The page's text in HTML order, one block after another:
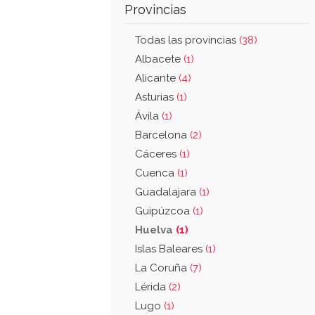
Provincias
Todas las provincias (38)
Albacete (1)
Alicante (4)
Asturias (1)
Ávila (1)
Barcelona (2)
Cáceres (1)
Cuenca (1)
Guadalajara (1)
Guipúzcoa (1)
Huelva (1)
Islas Baleares (1)
La Coruña (7)
Lérida (2)
Lugo (1)